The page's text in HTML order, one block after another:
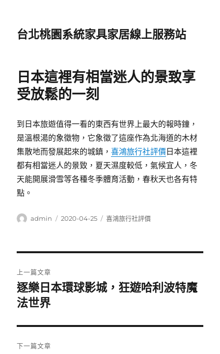
台北桃園系統家具家居線上服務站
日本這裡有相當迷人的景致享
受放鬆的一刻
到日本旅遊值得一看的東西有世界上最大的報時鐘，
是溫根湯的象徵物，它象徵了這座作為北海道的木材
集散地而發展起來的城鎮，喜鴻旅行社評價 日本這裡
都有相當迷人的景致，夏天濕度較低，氣候宜人，冬
天能開展滑雪等各種冬季體育活動，春秋天也各有特
點。
作
admin
發
2020-04-25
分
喜鴻旅行社評價
章
導
覽
上一篇文章
上
一
文
章:
逐樂日本環球影城，狂遊哈利波特魔
法世界
下一篇文章